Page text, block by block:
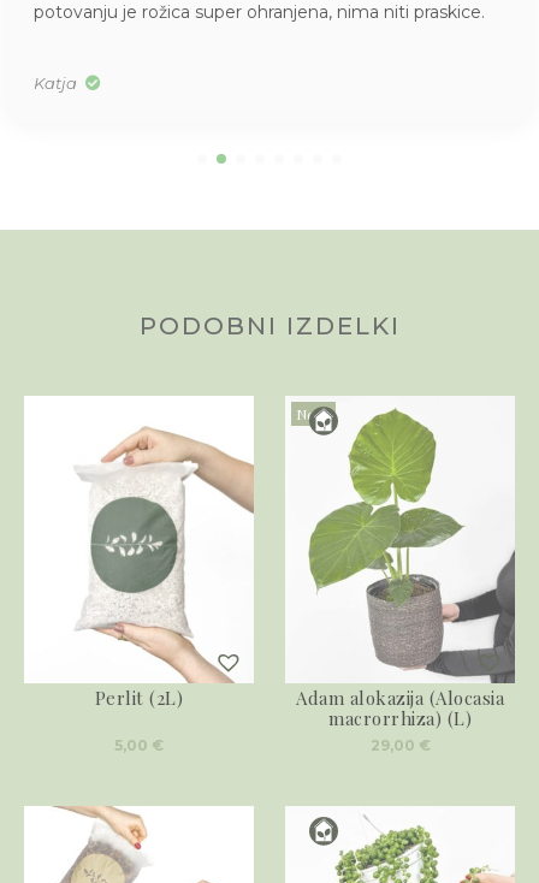
potovanju je rožica super ohranjena, nima niti praskice.
Katja
PODOBNI IZDELKI
Perlit (2L)
5,00 €
Novo
Adam alokazija (Alocasia
macrorrhiza) (L)
29,00 €